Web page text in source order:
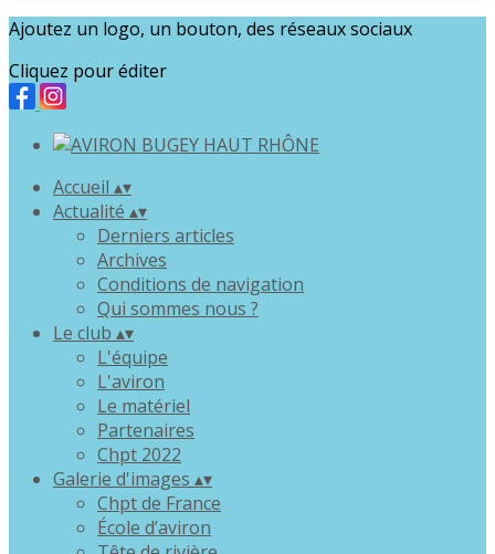
Ajoutez un logo, un bouton, des réseaux sociaux
Cliquez pour éditer
Accueil ▴▾
Actualité ▴▾
Derniers articles
Archives
Conditions de navigation
Qui sommes nous ?
Le club ▴▾
L'équipe
L'aviron
Le matériel
Partenaires
Chpt 2022
Galerie d'images ▴▾
Chpt de France
École d’aviron